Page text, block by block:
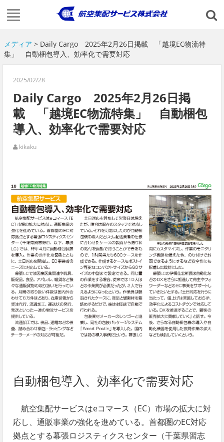
メディア > Daily Cargo 2025年2月26日掲載 「越境EC物流特
集」 自動梱包導入、効率化で需要対応
2025/02/28
Daily Cargo 2025年2月26日掲
載 「越境EC物流特集」 自動梱包
導入、効率化で需要対応
kikaku
自動梱包導入、効率化で需要対応
航空集配サービスはeコマース（EC）市場の拡大に対
応し、通販事業の強化を進めている。首都圏のEC対応
拠点とする幕張ロジスティクスセンター（千葉県習志